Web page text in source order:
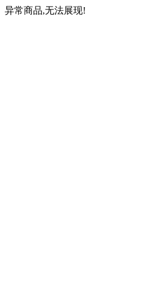
异常商品,无法展现!